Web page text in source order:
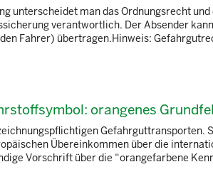
unterscheidet man das Ordnungsrecht
verantwortlich. Der Absender
Fahrer) übertragen.Hinweis:
orangenes
Gefahrguttransporten.
Übereinkommen über die
Vorschrift über die “orangefarbene